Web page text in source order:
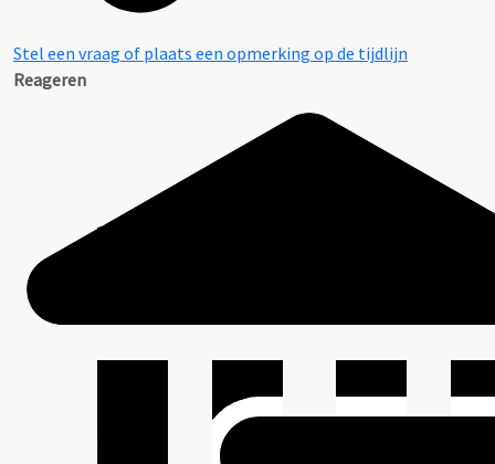
Stel een vraag of plaats een opmerking op de tijdlijn
Reageren